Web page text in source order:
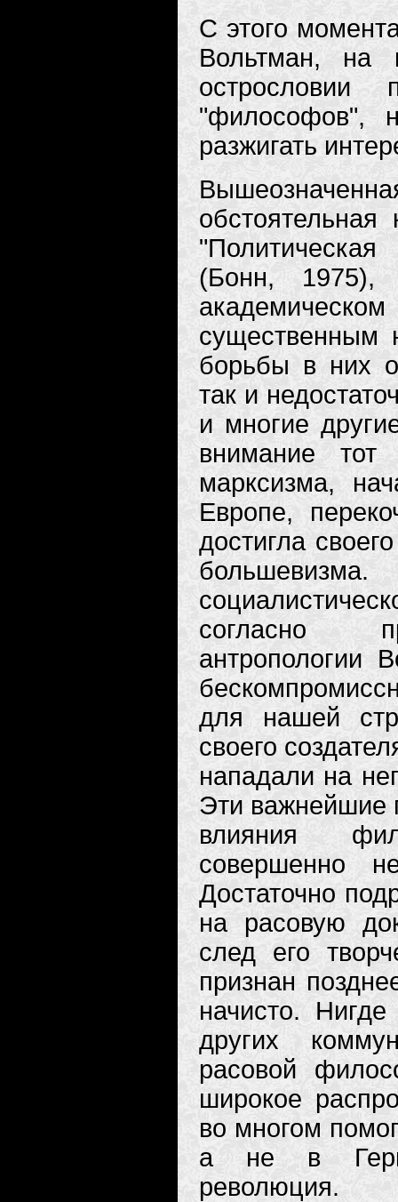
С этого
Вольтман, на
острословии
"философов",
разжигать
(Бонн, 1975),
существенным
борьбы в них
так и
и многие
внимание
марксизма,
Европе,
достигла
согласно
антропологии
для нашей
своего
нападали на
Эти важнейшие
влияния
совершенно
Достаточно
на расовую
след его
признан
начисто.
других
расовой
широкое
во многом
а не в
революция.